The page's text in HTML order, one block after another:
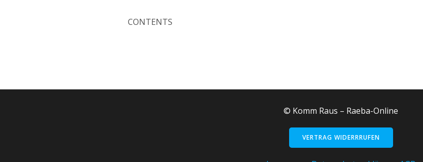
CONTENTS
© Komm Raus – Raeba-Online
VERTRAG WIDERRRUFEN